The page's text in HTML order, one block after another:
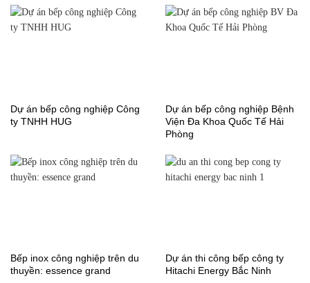
Dự án bếp công nghiệp Công
ty TNHH HUG
Dự án bếp công nghiệp Bệnh
Viện Đa Khoa Quốc Tế Hải
Phòng
Bếp inox công nghiệp trên du
thuyền: essence grand
Dự án thi công bếp công ty
Hitachi Energy Bắc Ninh